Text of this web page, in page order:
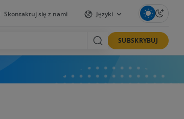
Skontaktuj się z nami Języki
SUBSKRYBUJ